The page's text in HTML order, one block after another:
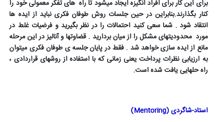
برای این کار برای افراد انگیزه ایجاد می­شود تا راه های تفکر معمولی خود را
کنار بگذارند.بنابراین در حین جلسات روش طوفان فکری نباید از ایده­ ها
انتقاد شود . شما سعی کنید احتمالات را در نظر بگیرید و فرضیات غلط در
مورد محدودیت­های مشکل را از میان بردارید . قضاوتها و آنالیز در این مرحله
مانع از ایده­ سازی خواهد شد . فقط در پایان جلسه­ ی طوفان فکری می­توان
به ارزیابی نظرات پرداخت یعنی زمانی که با استفاده از روشهای قراردادی ،
راه حلهایی یافت شده است.
استاد-شاگردی (Mentoring
)